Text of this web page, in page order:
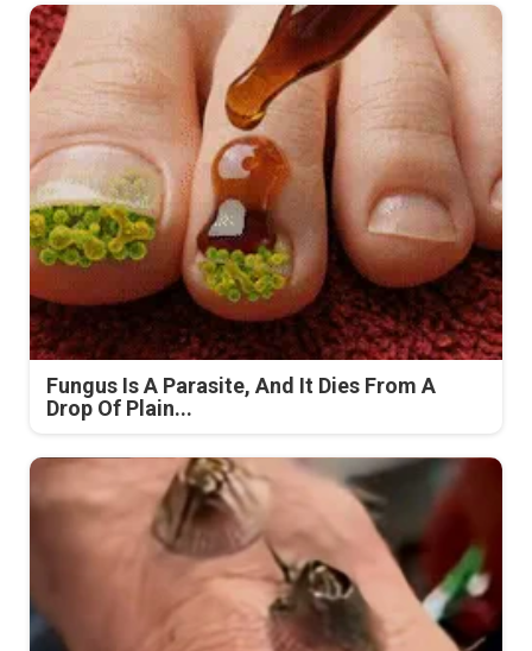
Fungus Is A Parasite, And It Dies From A
Drop Of Plain...